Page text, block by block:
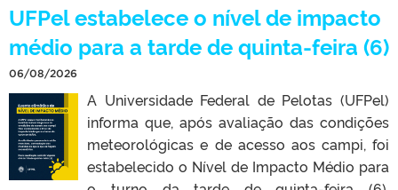
UFPel estabelece o nível de impacto
médio para a tarde de quinta-feira (6)
06/08/2026
A Universidade Federal de Pelotas (UFPel)
informa que, após avaliação das condições
meteorológicas e de acesso aos campi, foi
estabelecido o Nível de Impacto Médio para